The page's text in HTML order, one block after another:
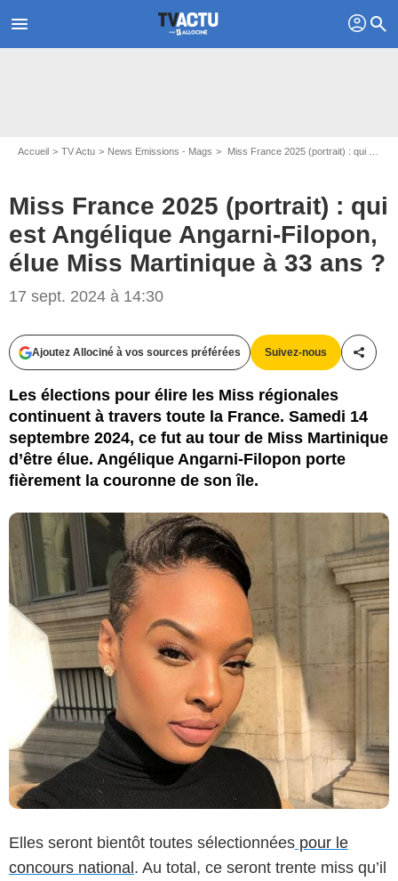
menu profil search
Accueil TV Actu News Emissions - Mags Miss France 2025 (portrait) : qui est Angélique Angarni-Filopon, élue Miss Martinique à 33 ans ?
Miss France 2025 (portrait) : qui
est Angélique Angarni-Filopon,
élue Miss Martinique à 33 ans ?
17 sept. 2024 à 14:30
Ajoutez Allociné à vos sources préférées Suivez-nous
Les élections pour élire les Miss régionales
continuent à travers toute la France. Samedi 14
septembre 2024, ce fut au tour de Miss Martinique
d’être élue. Angélique Angarni-Filopon porte
fièrement la couronne de son île.
Instagram Angélique_afoff
Elles seront bientôt toutes sélectionnées pour le
concours national . Au total, ce seront trente miss qu’il